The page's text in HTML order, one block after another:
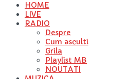
HOME
LIVE
RADIO
Despre
Cum asculti
Grila
Playlist MB
NOUTATI